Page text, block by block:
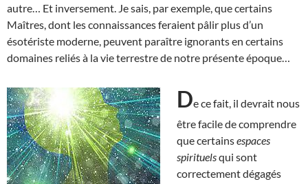
autre… Et inversement. Je sais, par exemple, que certains
Maîtres, dont les connaissances feraient pâlir plus d’un
ésotériste moderne, peuvent paraître ignorants en certains
domaines reliés à la vie terrestre de notre présente époque…
De ce fait, il devrait nous
être facile de comprendre
que certainsespaces
spirituelsqui sont
correctement dégagés